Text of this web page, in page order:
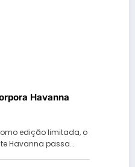
Havanna
edição limitada, o
Havanna passa…